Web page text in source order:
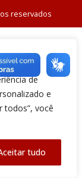
de
e
todos”, você
tudo
reservados